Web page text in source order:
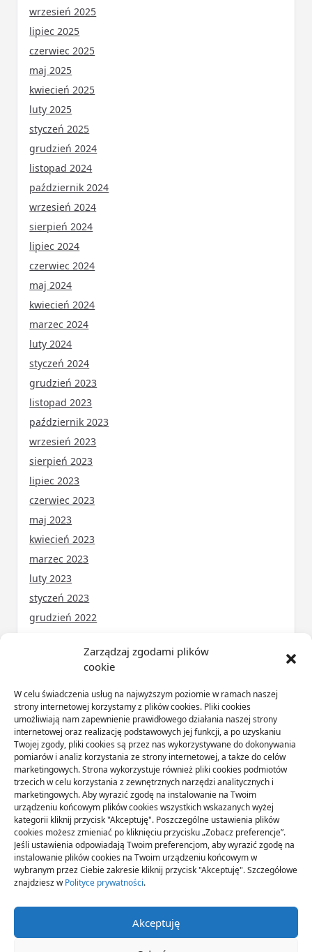
Zarządzaj zgodami plików
cookie
W celu świadczenia usług na najwyższym poziomie w ramach naszej
strony internetowej korzystamy z plików cookies. Pliki cookies
umożliwiają nam zapewnienie prawidłowego działania naszej strony
internetowej oraz realizację podstawowych jej funkcji, a po uzyskaniu
Twojej zgody, pliki cookies są przez nas wykorzystywane do dokonywania
pomiarów i analiz korzystania ze strony internetowej, a także do celów
marketingowych. Strona wykorzystuje również pliki cookies podmiotów
trzecich w celu korzystania z zewnętrznych narzędzi analitycznych i
marketingowych. Aby wyrazić zgodę na instalowanie na Twoim
urządzeniu końcowym plików cookies wszystkich wskazanych wyżej
kategorii kliknij przycisk "Akceptuję". Poszczególne ustawienia plików
cookies możesz zmieniać po kliknięciu przycisku „Zobacz preferencje”.
Jeśli ustawienia odpowiadają Twoim preferencjom, aby wyrazić zgodę na
instalowanie plików cookies na Twoim urządzeniu końcowym w
wybranym przez Ciebie zakresie kliknij przycisk "Akceptuję". Szczegółowe
znajdziesz wPolityce prywatności.
Akceptuję
wrzesień 2025
lipiec 2025
czerwiec 2025
maj 2025
kwiecień 2025
luty 2025
styczeń 2025
grudzień 2024
listopad 2024
październik 2024
wrzesień 2024
sierpień 2024
lipiec 2024
czerwiec 2024
maj 2024
kwiecień 2024
marzec 2024
luty 2024
styczeń 2024
grudzień 2023
listopad 2023
październik 2023
wrzesień 2023
sierpień 2023
lipiec 2023
czerwiec 2023
maj 2023
kwiecień 2023
marzec 2023
luty 2023
styczeń 2023
grudzień 2022
ARTYKUŁ SPONSOROWANY(31)
Budownictwo(56)
Dom(71)
Ogród(16)
Przemysł (89)